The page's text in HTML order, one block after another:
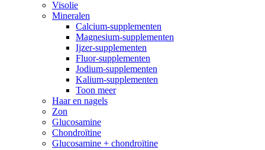
Visolie
Mineralen
Calcium-supplementen
Magnesium-supplementen
Ijzer-supplementen
Fluor-supplementen
Jodium-supplementen
Kalium-supplementen
Toon meer
Haar en nagels
Zon
Glucosamine
Chondroïtine
Glucosamine + chondroïtine